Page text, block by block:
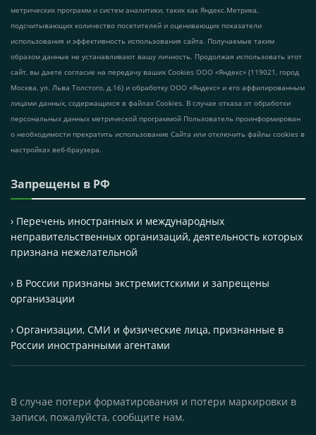
метрических программ и систем аналитики, таких как Яндекс.Метрика,
подсчитывающих количество посетителей и оценивающих показатели
использования и эффективность использования сайта. Получаемые таким
образом данные не устанавливают вашу личность. Продолжая использовать этот
сайт, вы даете согласие на передачу ваших Cookies ООО «Яндекс» (119021, город
Москва, ул. Льва Толстого, д.16) и обработку ООО «Яндекс» и его аффилированным
лицами данных, содержащихся в файлах Cookies. В случае отказа от обработки
персональных данных метрической программой Пользователь проинформирован
о необходимости прекратить использование Сайта или отключить файлы cookies в
настройках веб-браузера.
Запрещены в РФ
› Перечень иностранных и международных
неправительственных организаций, деятельность которых
признана нежелательной
› В России признаны экстремистскими и запрещены
организации
› Организации, СМИ и физические лица, признанные в
России иностранными агентами
В случае потери форматирования и потери маркировки в
записи, пожалуйста, сообщите нам.